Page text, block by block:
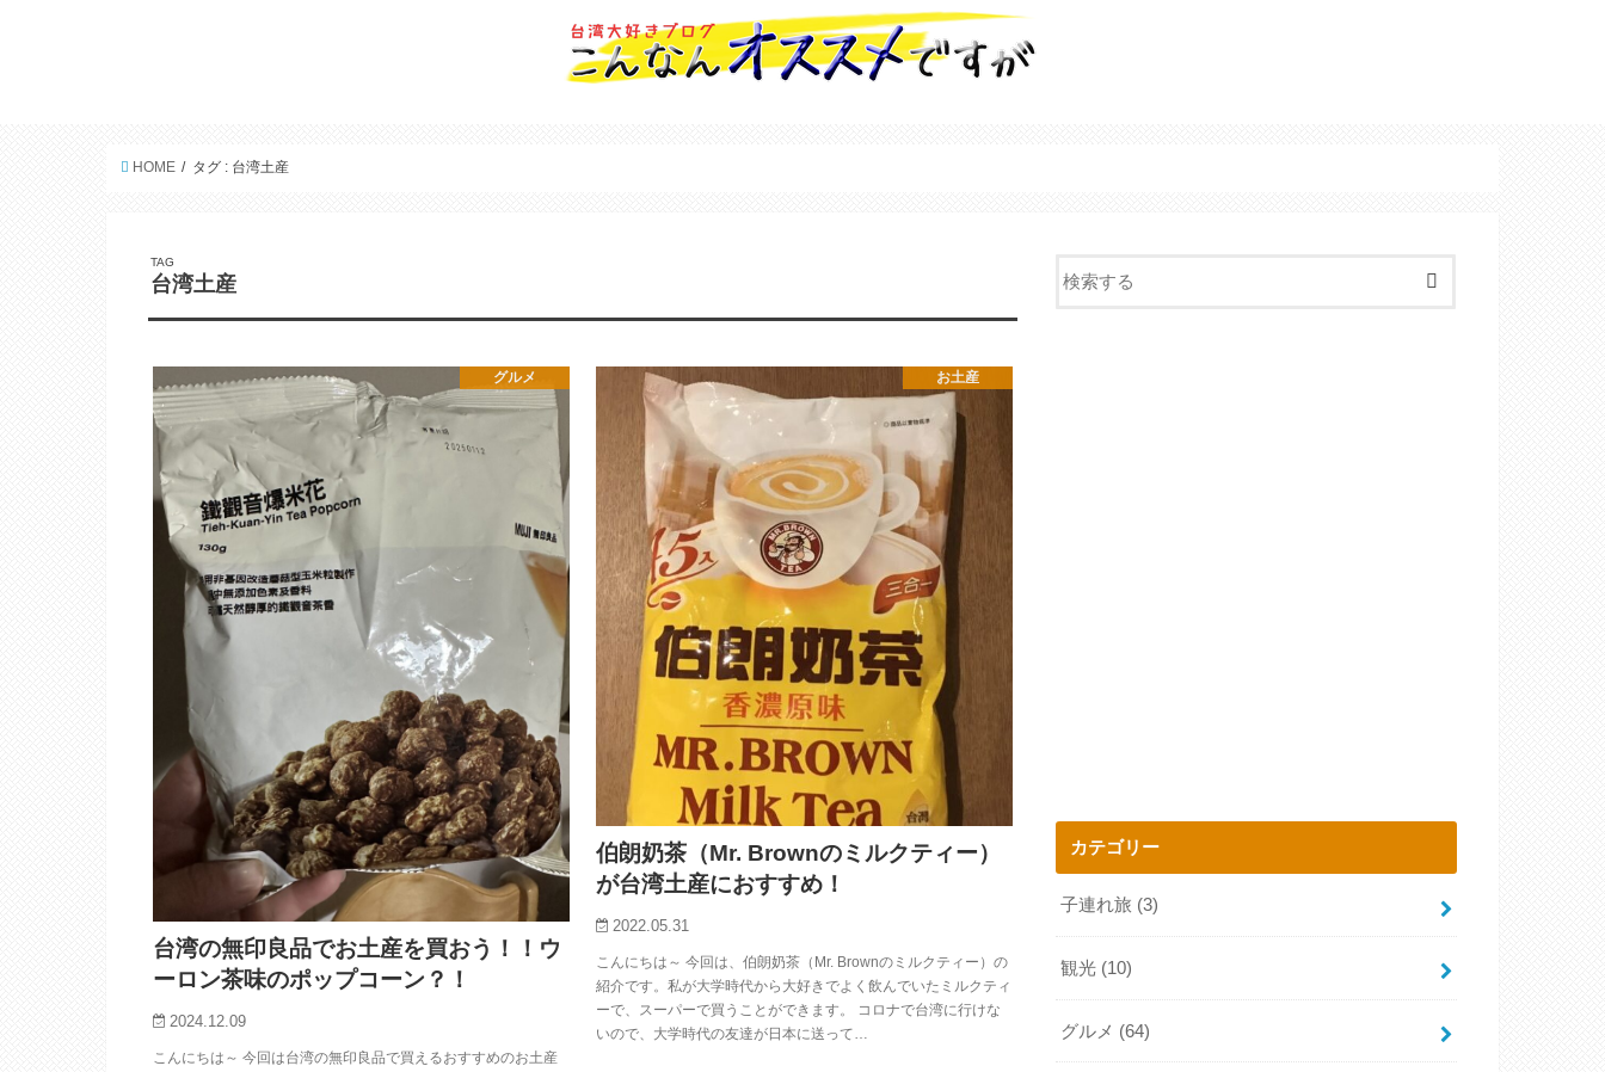
HOME タグ : 台湾土産
TAG
台湾土産
グルメ
台湾の無印良品でお土産を買おう！！ウ
ーロン茶味のポップコーン？！
2024.12.09
こんにちは～ 今回は台湾の無印良品で買えるおすすめのお土産
お土産
伯朗奶茶（Mr. Brownのミルクティー）
が台湾土産におすすめ！
2022.05.31
こんにちは～ 今回は、伯朗奶茶（Mr. Brownのミルクティー）の
紹介です。私が大学時代から大好きでよく飲んでいたミルクティ
ーで、スーパーで買うことができます。 コロナで台湾に行けな
いので、大学時代の友達が日本に送って…
カテゴリー
子連れ旅 (3)
観光 (10)
グルメ (64)